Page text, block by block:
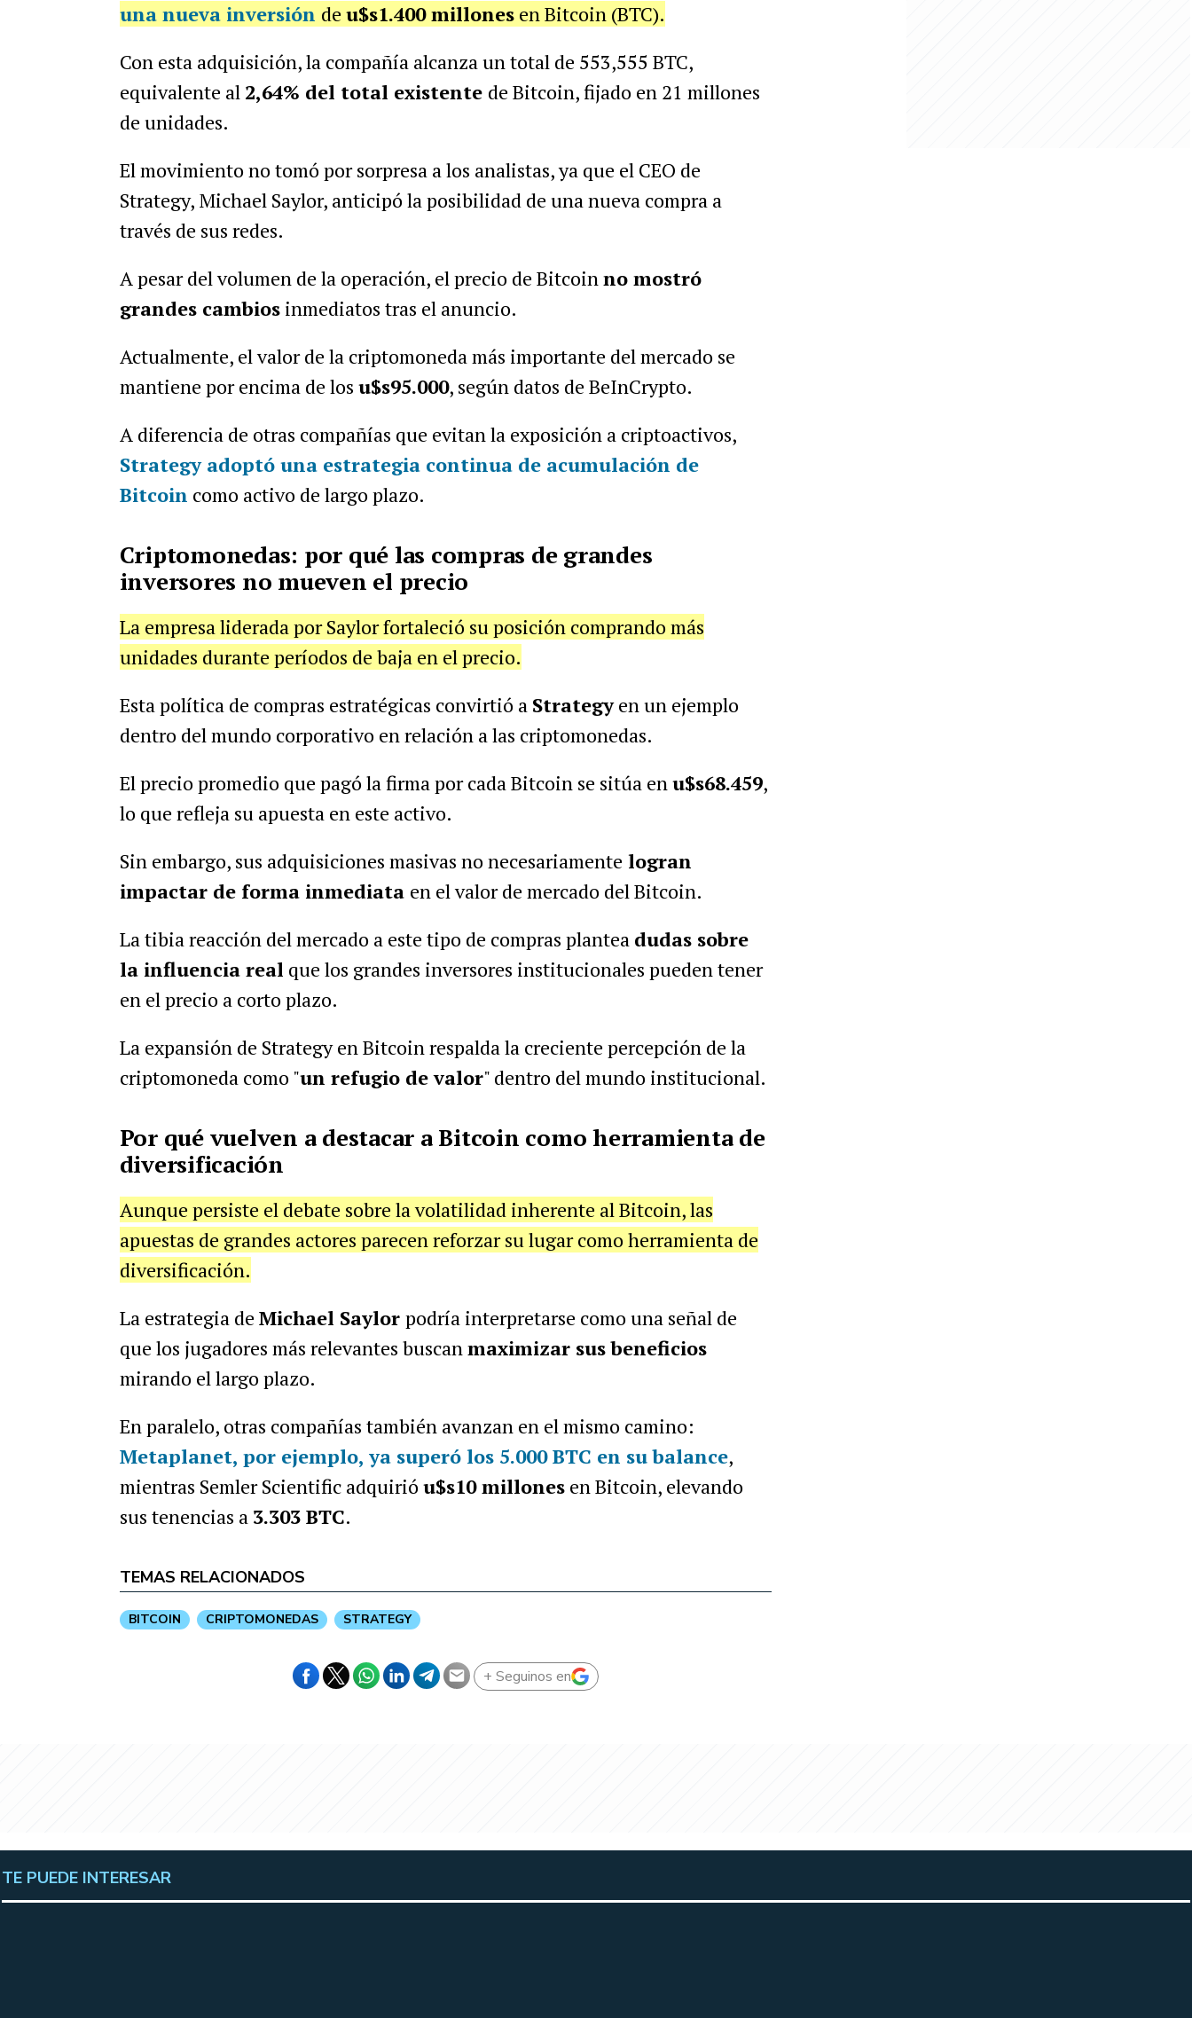
una nueva inversión de u$s1.400 millonesen Bitcoin (BTC).
Con esta adquisición, la compañía alcanza un total de 553,555 BTC,
equivalente al 2,64% del total existente de Bitcoin, fijado en 21 millones
de unidades.
El movimiento no tomó por sorpresa a los analistas, ya que el CEO de
Strategy, Michael Saylor, anticipó la posibilidad de una nueva compra a
través de sus redes.
A pesar del volumen de la operación, el precio de Bitcoinno mostró
grandes cambiosinmediatos tras el anuncio.
Actualmente, el valor de la criptomoneda más importante del mercado se
mantiene por encima de los u$s95.000, según datos de BeInCrypto.
A diferencia de otras compañías que evitan la exposición a criptoactivos,
Strategy adoptó una estrategia continua de acumulación de
Bitcoin como activo de largo plazo.
Criptomonedas: por qué las compras de grandes
inversores no mueven el precio
La empresa liderada por Saylor fortaleció su posición comprando más
unidades durante períodos de baja en el precio.
Esta política de compras estratégicas convirtió a Strategyen un ejemplo
dentro del mundo corporativo en relación a las criptomonedas.
El precio promedio que pagó la firma por cada Bitcoin se sitúa enu$s68.459,
lo que refleja su apuesta en este activo.
Sin embargo, sus adquisiciones masivas no necesariamente logran
impactar de forma inmediata en el valor de mercado del Bitcoin.
La tibia reacción del mercado a este tipo de compras plantea dudas sobre
la influencia real que los grandes inversores institucionales pueden tener
en el precio a corto plazo.
La expansión de Strategy en Bitcoin respalda la creciente percepción de la
criptomoneda como "un refugio de valor" dentro del mundo institucional.
Por qué vuelven a destacar a Bitcoin como herramienta de
diversificación
Aunque persiste el debate sobre la volatilidad inherente al Bitcoin, las
apuestas de grandes actores parecen reforzar su lugar como herramienta de
diversificación.
La estrategia de Michael Saylor podría interpretarse como una señal de
que los jugadores más relevantes buscanmaximizar sus beneficios
mirando el largo plazo.
En paralelo, otras compañías también avanzan en el mismo camino:
Metaplanet, por ejemplo, ya superó los 5.000 BTC en su balance,
mientras Semler Scientific adquirió u$s10 millonesen Bitcoin, elevando
sus tenencias a 3.303 BTC.
TEMAS RELACIONADOS
BITCOIN CRIPTOMONEDAS STRATEGY
+ Seguinos en
TE PUEDE INTERESAR